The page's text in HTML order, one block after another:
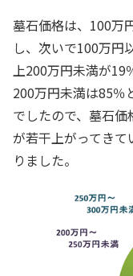
墓石価格は、100万
し、次いで100万円
上200万円未満が19
200万円未満は85％
でしたので、墓石
が若干上がってき
りました。